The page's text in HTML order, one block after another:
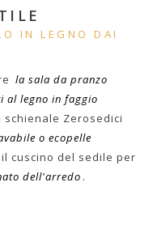
IN LEGNO DAI
la sala da pranzo
al legno in faggio
Zerosedici
o ecopelle
cuscino del sedile per
dell'arredo .